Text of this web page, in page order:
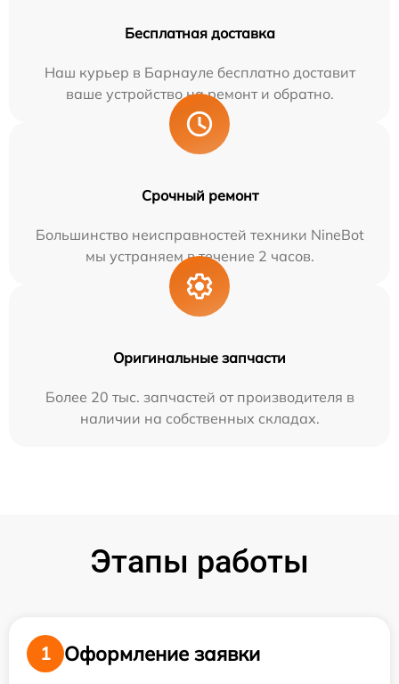
Бесплатная доставка
Наш курьер в Барнауле бесплатно доставит
ваше устройство на ремонт и обратно.
Срочный ремонт
Большинство неисправностей техники NineBot
мы устраняем в течение 2 часов.
Оригинальные запчасти
Более 20 тыс. запчастей от производителя в
наличии на собственных складах.
Этапы работы
1
Оформление заявки